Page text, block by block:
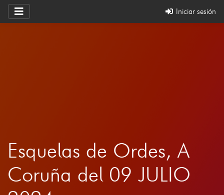
Iniciar sesión
Esquelas de Ordes, A
Coruña del 09 JULIO